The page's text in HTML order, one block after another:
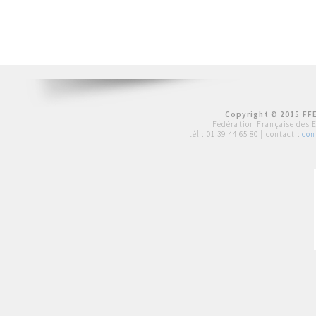
Copyright © 2015
Fédération Française des
tél : 01 39 44 65 80 | contact :